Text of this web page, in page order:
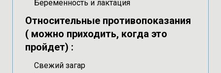
Беременность и лактация
Относительные противопоказания
( можно приходить, когда это
пройдет) :
Свежий загар